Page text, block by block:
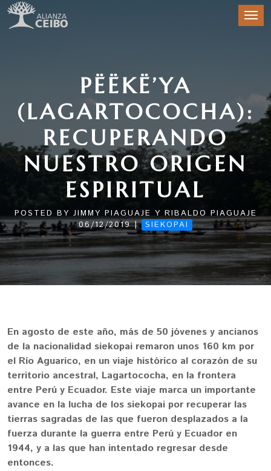
PËËKË’YA
(LAGARTOCOCHA):
RECUPERANDO
NUESTRO ORIGEN
ESPIRITUAL
POSTED BY JIMMY PIAGUAJE Y RIBALDO PIAGUAJE
06/12/2019| SIEKOPAI
En agosto de este año, más de 50 jóvenes y ancianos
de la nacionalidad siekopai remaron unos 160 km por
el Río Aguarico, en un viaje histórico al corazón de su
territorio ancestral, Lagartococha, en la frontera
entre Perú y Ecuador. Este viaje marca un importante
avance en la lucha de los siekopai por recuperar las
tierras sagradas de las que fueron desplazados a la
fuerza durante la guerra entre Perú y Ecuador en
1944, y a las que han intentado regresar desde
entonces.